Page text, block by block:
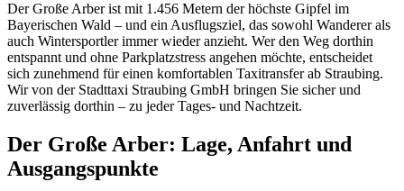
Der Große Arber ist mit 1.456 Metern der höchste Gipfel im
Bayerischen Wald – und ein Ausflugsziel, das sowohl Wanderer als
auch Wintersportler immer wieder anzieht. Wer den Weg dorthin
entspannt und ohne Parkplatzstress angehen möchte, entscheidet
sich zunehmend für einen komfortablen Taxitransfer ab Straubing.
Wir von der Stadttaxi Straubing GmbH bringen Sie sicher und
zuverlässig dorthin – zu jeder Tages- und Nachtzeit.
Der Große Arber: Lage, Anfahrt und
Ausgangspunkte